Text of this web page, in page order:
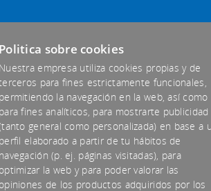
informatica.com
Politica sobre cookies
Nuestra empresa utiliza cookies propias y de
para fines estrictamente funcionales,
permitiendo la navegación en la web, así como
para fines analíticos, para mostrarte publicidad
general como personalizada) en base a
perfil elaborado a partir de tu hábitos de
navegación (p. ej. páginas visitadas), para
optimizar la web y para poder valorar las
opiniones de los productos adquiridos por los